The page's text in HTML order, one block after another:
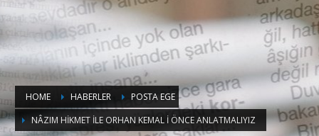
HOME HABERLER
POSTA EGE
NÂZIM HİKMET İLE ORHAN KEMAL İ ÖNCE ANLATMALIYIZ